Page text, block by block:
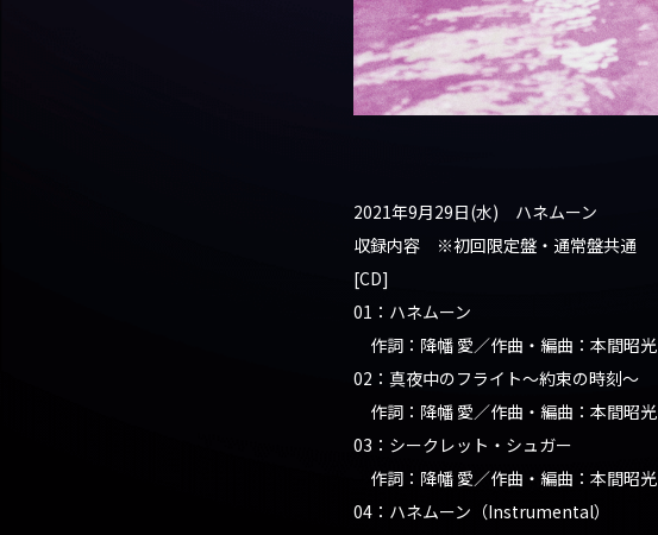
2021年9月29日(水) ハネムーン
収録内容 ※初回限定盤・通常盤共通
[CD]
01：ハネムーン
作詞：降幡 愛／作曲・編曲：本間昭光
02：真夜中のフライト〜約束の時刻〜
作詞：降幡 愛／作曲・編曲：本間昭光
03：シークレット・シュガー
作詞：降幡 愛／作曲・編曲：本間昭光
04：ハネムーン（Instrumental）